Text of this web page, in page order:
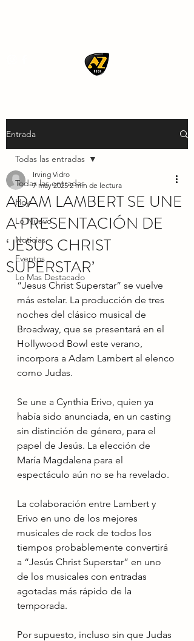
Entrada
Todas las entradas
Hoy
Lo Nuevo
Noticias
Eventos
Lo Mas Destacado
Todas las entradas
ADAM LAMBERT SE UNE
A PRESENTACIÓN DE
‘JESUS CHRIST
SUPERSTAR’
Irving Vidro
7 may 2025 2 min de lectura
“Jesus Christ Superstar” se vuelve
más estelar. La producción de tres
noches del clásico musical de
Broadway, que se presentará en el
Hollywood Bowl este verano,
incorpora a Adam Lambert al elenco
como Judas.
Se une a Cynthia Erivo, quien ya
había sido anunciada, en un casting
sin distinción de género, para el
papel de Jesús. La elección de
María Magdalena para el
espectáculo aún no se ha revelado.
La colaboración entre Lambert y
Erivo en uno de los mejores
musicales de rock de todos los
tiempos probablemente convertirá
a “Jesús Christ Superstar” en uno
de los musicales con entradas
agotadas más rápido de la
temporada.
Por supuesto, incluso sin que Judas